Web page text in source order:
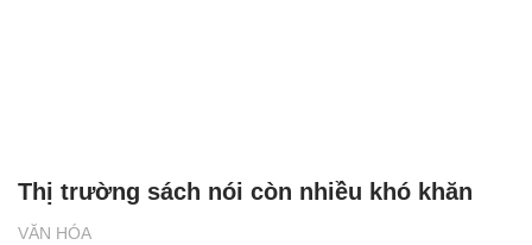
VĂN HÓA
Thị trường sách nói còn nhiều khó khăn